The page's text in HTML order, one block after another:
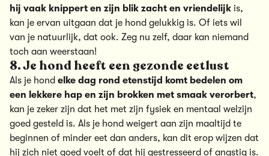
hij vaak knippert en zijn blik zacht en vriendelijk is,
kan je ervan uitgaan dat je hond gelukkig is. Of iets wil
van je natuurlijk, dat ook. Zeg nu zelf, daar kan niemand
toch aan weerstaan!
8. Je hond heeft een gezonde eetlust
Als je hond elke dag rond etenstijd komt bedelen om
een lekkere hap en zijn brokken met smaak verorbert,
kan je zeker zijn dat het met zijn fysiek en mentaal welzijn
goed gesteld is. Als je hond weigert aan zijn maaltijd te
beginnen of minder eet dan anders, kan dit erop wijzen dat
hij zich niet goed voelt of dat hij gestresseerd of angstig is.